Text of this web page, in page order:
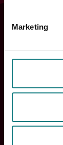
Marketing